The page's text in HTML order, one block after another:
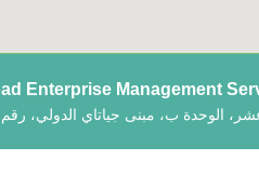
Enterprise Management
جياتاي الدولي، رقم 41، طريق دونغسيهوان تشونغ، منطقة تشاويانغ، بكين